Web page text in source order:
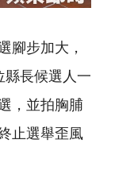
腳步加大，
縣長候選人一
，並拍胸脯
止選舉歪風